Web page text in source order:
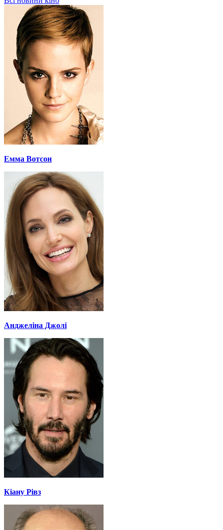
Емма Вотсон
Анджеліна Джолі
Кіану Рівз